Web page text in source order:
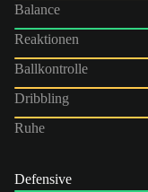
Balance
Reaktionen
Ballkontrolle
Dribbling
Ruhe
Defensive